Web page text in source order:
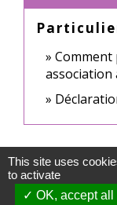
association
This site uses
to activate
OK, accept all